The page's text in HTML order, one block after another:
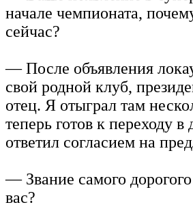
начале чемпионата,
сейчас?
— После объявления
свой родной клуб,
отец. Я отыграл там
теперь готов к переходу
ответил согласием на
— Звание самого
вас?